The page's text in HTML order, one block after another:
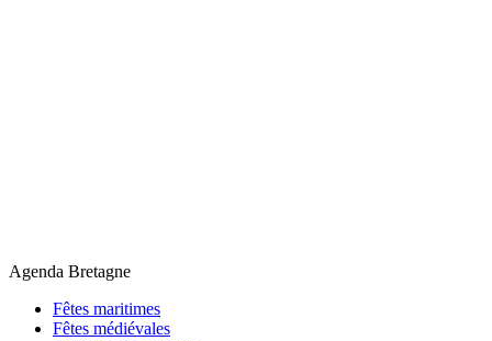
Agenda Bretagne
Fêtes maritimes
Fêtes médiévales